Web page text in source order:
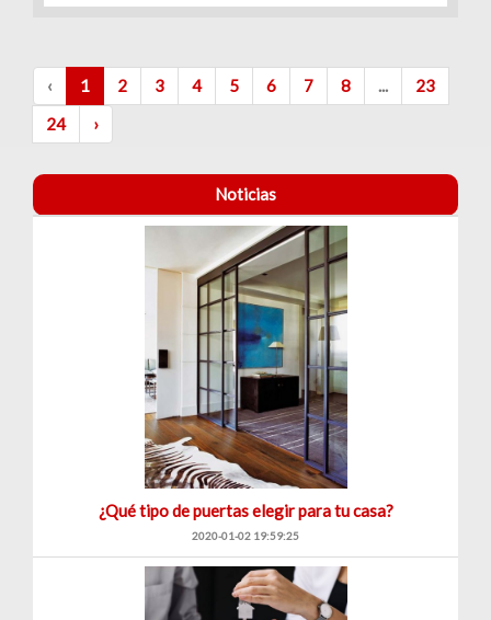
‹ 1 2 3 4 5 6 7 8 ...
23
24
›
Noticias
¿Qué tipo de puertas elegir para tu casa?
2020-01-02 19:59:25